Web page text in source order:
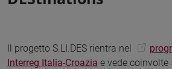
Il progetto S.LI.DES rientra nel
Interreg Italia-Croazia e vede coinvolte